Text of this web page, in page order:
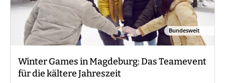
Bundesweit
Winter Games in Magdeburg: Das Teamevent
für die kältere Jahreszeit